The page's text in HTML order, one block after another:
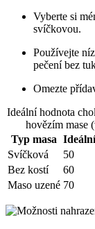
Vyberte si
svíčkovou.
Používejte
pečení bez
Omezte
Ideální hodnota
hovězím mase
Typ masa
Svíčková
50
Bez kostí
60
Maso uzené 70